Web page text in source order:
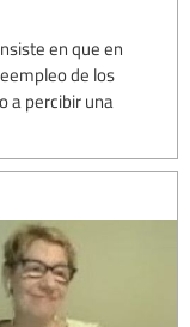
en que en
de los
a percibir una